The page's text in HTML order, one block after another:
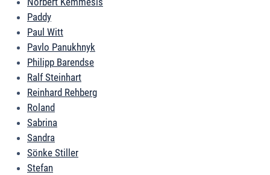
Paddy
Paul Witt
Pavlo Panukhnyk
Philipp Barendse
Ralf Steinhart
Reinhard Rehberg
Roland
Sabrina
Sandra
Sönke Stiller
Stefan